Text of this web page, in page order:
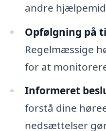
andre
Opfølgning på
Regelmæssige
for at
Informeret
forstå dine
nedsættelser